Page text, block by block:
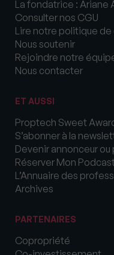
La fondatrice : Ariane
Consulter nos CGU
Lire notre politique
Nous soutenir
Rejoindre notre
Nous contacter
ET AUSSI
Proptech Sweet
S’abonner à la
Devenir annonceur
Réserver Mon
L’Annuaire des
Archives
PARTENAIRES
Copropriété